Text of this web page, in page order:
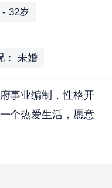
32岁
： 未婚
事业编制，性格开
个热爱生活，愿意